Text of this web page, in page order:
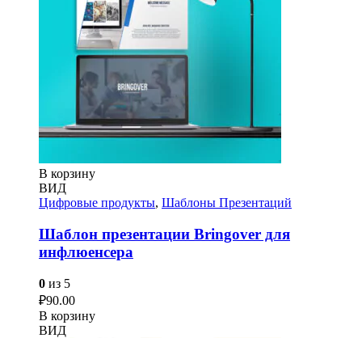
В корзину
ВИД
Цифровые продукты, Шаблоны Презентаций
Шаблон презентации Bringover для
инфлюенсера
0 из 5
₽90.00
В корзину
ВИД